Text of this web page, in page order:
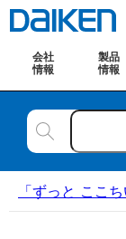
会社
情報
製品
情報
「ずっと ここ